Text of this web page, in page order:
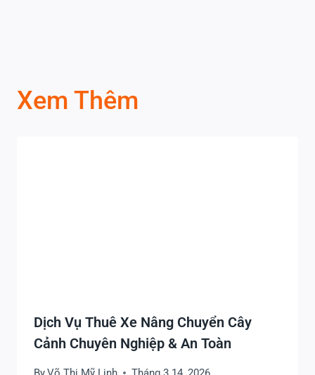
Xem Thêm
Dịch Vụ Thuê Xe Nâng Chuyển Cây
Cảnh Chuyên Nghiệp & An Toàn